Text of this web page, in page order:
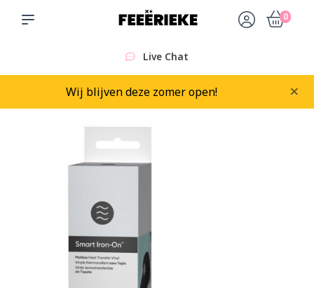
0
Live Chat
Wij blijven deze zomer open! ×